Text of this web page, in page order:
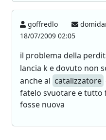
goffredlo
18/07/2009 02:05
il problema della
lancia k e dovuto non
anche al catalizzatore
fatelo svuotare e tutto
fosse nuova